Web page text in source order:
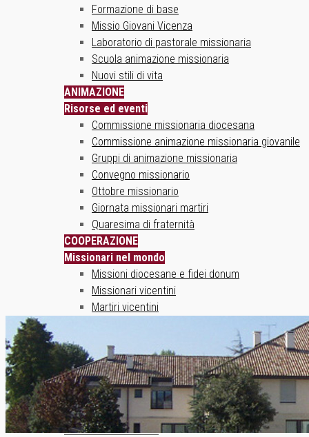
Formazione di base
Missio Giovani Vicenza
Laboratorio di pastorale missionaria
Scuola animazione missionaria
Nuovi stili di vita
ANIMAZIONE
Risorse ed eventi
Commissione missionaria diocesana
Commissione animazione missionaria giovanile
Gruppi di animazione missionaria
Convegno missionario
Ottobre missionario
Giornata missionari martiri
Quaresima di fraternità
COOPERAZIONE
Missionari nel mondo
Missioni diocesane e fidei donum
Missionari vicentini
Martiri vicentini
Un ponte sul mondo
Progetti solidali
Donazioni
INFORMAZIONE
Archivio News
Lunedì della Missione
ISCRIZIONE NEWSLETTER